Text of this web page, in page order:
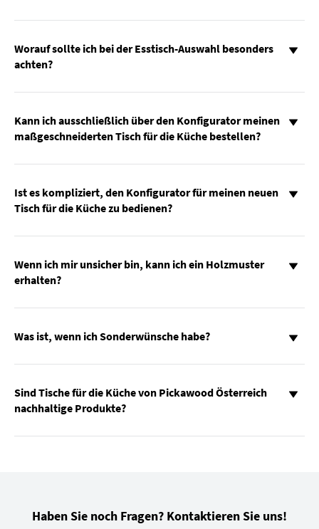
Worauf sollte ich bei der Esstisch-Auswahl besonders
achten?
Kann ich ausschließlich über den Konfigurator meinen
maßgeschneiderten Tisch für die Küche bestellen?
Ist es kompliziert, den Konfigurator für meinen neuen
Tisch für die Küche zu bedienen?
Wenn ich mir unsicher bin, kann ich ein Holzmuster
erhalten?
Was ist, wenn ich Sonderwünsche habe?
Sind Tische für die Küche von Pickawood Österreich
nachhaltige Produkte?
Haben Sie noch Fragen? Kontaktieren Sie uns!